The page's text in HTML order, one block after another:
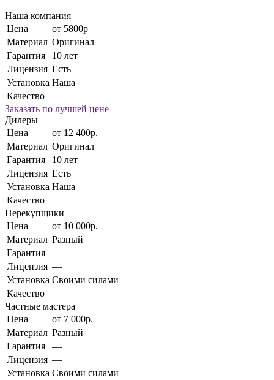
Наша компания
Цена
от 5800р
Материал Оригинал
Гарантия
10 лет
Лицензия Есть
Установка Наша
Качество
Заказать по лучшей цене
Дилеры
Цена
от 12 400р.
Материал Оригинал
Гарантия
10 лет
Лицензия Есть
Установка Наша
Качество
Перекупщики
Цена
от 10 000р.
Материал Разный
Гарантия
—
Лицензия —
Установка Своими силами
Качество
Частные мастера
Цена
от 7 000р.
Материал Разный
Гарантия
—
Лицензия —
Установка Своими силами